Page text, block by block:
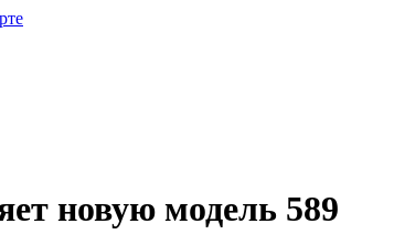
новую модель 589